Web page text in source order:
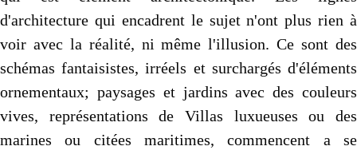
d'architecture qui encadrent le sujet n'ont plus rien à
voir avec la réalité, ni même l'illusion. Ce sont des
schémas fantaisistes, irréels et surchargés d'éléments
ornementaux; paysages et jardins avec des couleurs
vives, représentations de Villas luxueuses ou des
marines ou citées maritimes, commencent a se